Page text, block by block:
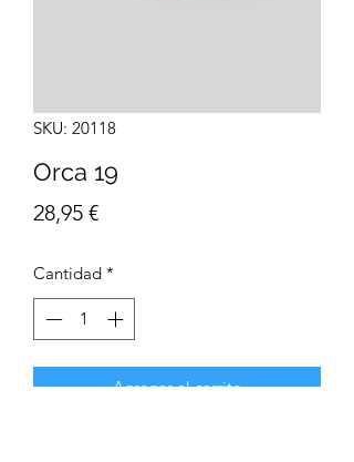
SKU: 20118
Orca 19
28,95 €Precio
Cantidad *
Agregar al carrito